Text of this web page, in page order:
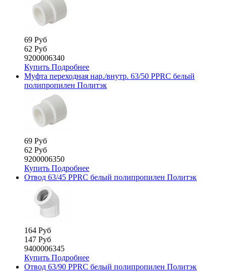
69 Руб
62 Руб
9200006340
Купить Подробнее
Муфта переходная нар./внутр. 63/50 PPRC белый
полипропилен Политэк
69 Руб
62 Руб
9200006350
Купить Подробнее
Отвод 63/45 PPRC белый полипропилен Политэк
164 Руб
147 Руб
9400006345
Купить Подробнее
Отвод 63/90 PPRC белый полипропилен Политэк